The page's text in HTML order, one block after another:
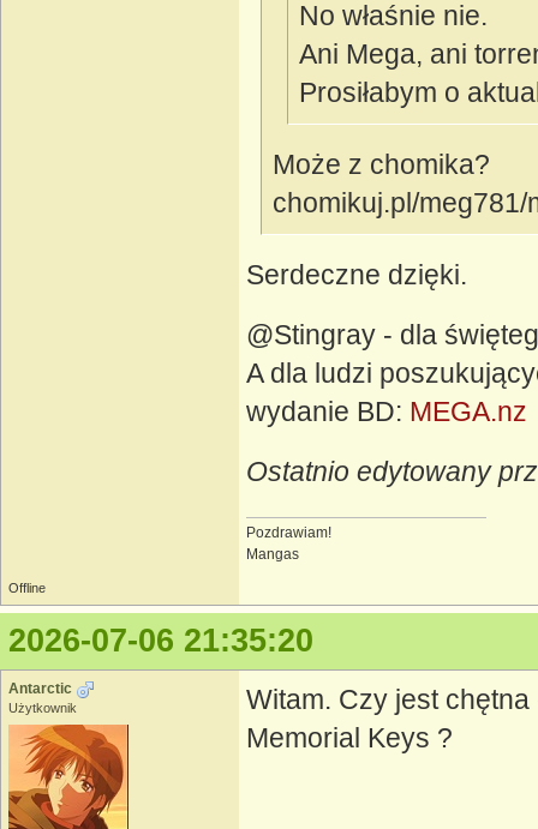
No właśnie nie.
Ani Mega, ani
Prosiłabym o
Może z chomika?
chomikuj.pl/
Serdeczne dzięki.
@Stingray - dla
A dla ludzi
wydanie BD: MEGA.nz
Ostatnio edytowany
Pozdrawiam!
Mangas
Offline
2026-07-06 21:35:20
Antarctic
Użytkownik
Witam. Czy jest
Memorial Keys ?